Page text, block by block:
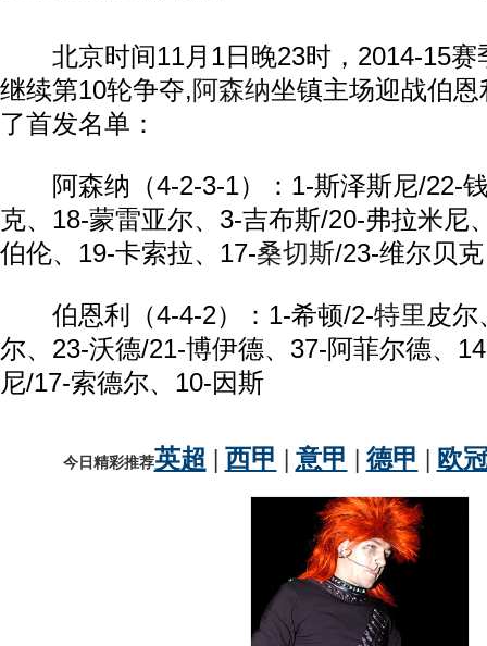
北京时间11月1日晚23时，2014-15赛
继续第10轮争夺,阿森纳坐镇主场迎战伯
了首发名单：
阿森纳（4-2-3-1）：1-斯泽斯尼/22-
克、18-蒙雷亚尔、3-吉布斯/20-弗拉米尼
伯伦、19-卡索拉、17-桑切斯/23-维尔贝克
伯恩利（4-4-2）：1-希顿/2-特里 皮尔
尔、23-沃德/21-博伊德、37-阿菲尔德、
尼/17-索德尔、10-因斯